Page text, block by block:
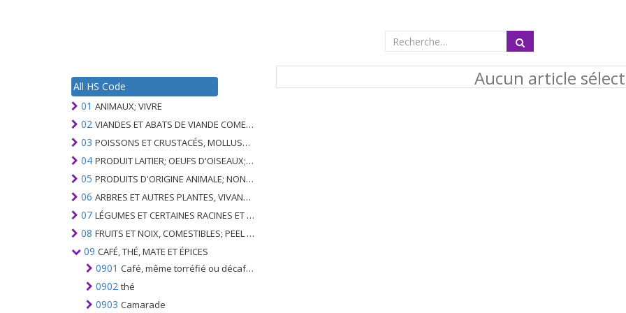
All HS Code
01 ANIMAUX; VIVRE
02 VIANDES ET ABATS DE VIANDE COMESTIBLES
03 POISSONS ET CRUSTACÉS, MOLLUSQUES ET AUTRES INVERTÉBRÉS AQUATIQUES
04 PRODUIT LAITIER; OEUFS D'OISEAUX; MIEL NATUREL; PRODUITS COMESTIBLES D'ORIGINE ANIMALE, NON ÉNUMÉRÉS AILLEURS OU INCLUS
05 PRODUITS D'ORIGINE ANIMALE; NON ÉNUMÉRÉ AILLEURS OU INCLUS
06 ARBRES ET AUTRES PLANTES, VIVANTS; AMPOULES, RACINES ET ANALOGUES; FLEURS COUPEES ET FEUILLAGE ORNEMENTAL
07 LÉGUMES ET CERTAINES RACINES ET TUBERCULES; COMESTIBLE
08 FRUITS ET NOIX, COMESTIBLES; PEEL D'AGRUMES OU DE MELONS
09 CAFÉ, THÉ, MATE ET ÉPICES
0901 Café, même torréfié ou décaféiné; des enveloppes et des peaux; succédanés de café contenant du café en toute proportion
0902 thé
0903 Camarade
Aucun article